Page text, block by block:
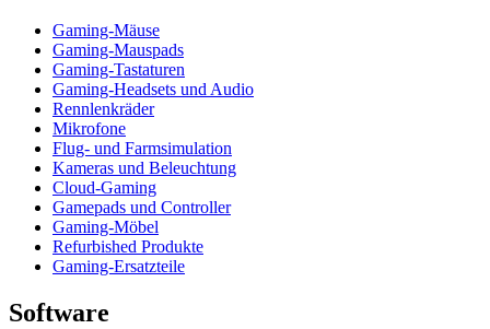
Gaming-Mäuse
Gaming-Mauspads
Gaming-Tastaturen
Gaming-Headsets und Audio
Rennlenkräder
Mikrofone
Flug- und Farmsimulation
Kameras und Beleuchtung
Cloud-Gaming
Gamepads und Controller
Gaming-Möbel
Refurbished Produkte
Gaming-Ersatzteile
Software